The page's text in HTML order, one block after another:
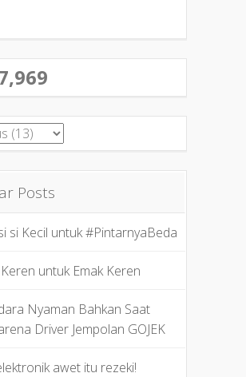
Posts
si Kecil untuk #PintarnyaBeda
untuk Emak Keren
Nyaman Bahkan Saat
Driver Jempolan GOJEK
awet itu rezeki!